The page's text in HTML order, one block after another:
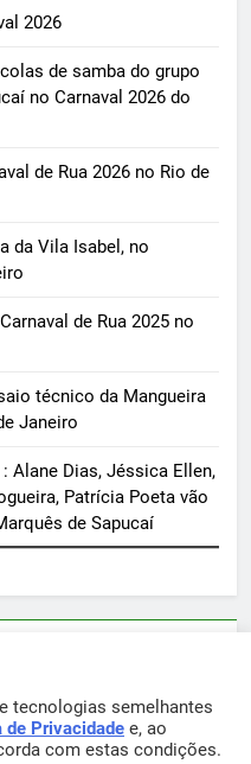
2026
de samba do grupo
no Carnaval 2026 do
de Rua 2026 no Rio de
da Vila Isabel, no
de Rua 2025 no
técnico da Mangueira
Janeiro
Alane Dias, Jéssica Ellen,
Patrícia Poeta vão
de Sapucaí
tecnologias semelhantes
de Privacidade e, ao
com estas condições.